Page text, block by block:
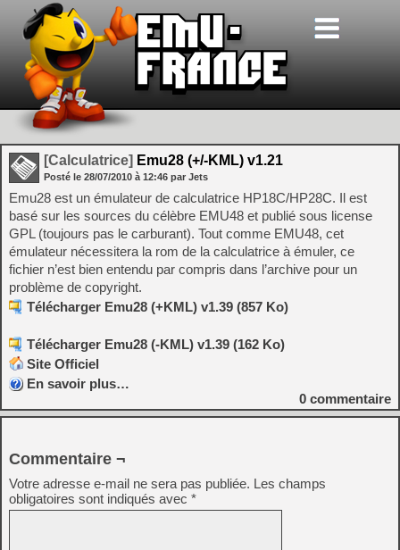
[Calculatrice] Emu28 (+/-KML) v1.21
Posté le 28/07/2010 à 12:46 par Jets
Emu28 est un émulateur de calculatrice HP18C/HP28C. Il est
basé sur les sources du célèbre EMU48 et publié sous license
GPL (toujours pas le carburant). Tout comme EMU48, cet
émulateur nécessitera la rom de la calculatrice à émuler, ce
fichier n’est bien entendu par compris dans l’archive pour un
problème de copyright.
Télécharger Emu28 (+KML) v1.39 (857 Ko)
Télécharger Emu28 (-KML) v1.39 (162 Ko)
Site Officiel
En savoir plus…
0 commentaire
Commentaire ¬
Votre adresse e-mail ne sera pas publiée. Les champs
obligatoires sont indiqués avec *